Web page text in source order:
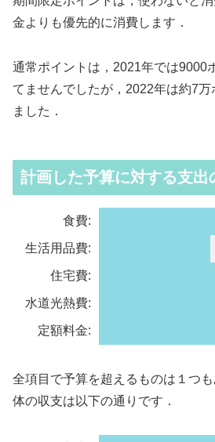
金よりも優先的に消費します．
通常ポイントは，2021年では9000
てませんでしたが，2022年は約7
ました．
計画した予算に対する支出
食費:
生活用品費:
住宅費:
水道光熱費:
定額料金:
全項目で予算を超えるものは１つ
体の収支は以下の通りです．